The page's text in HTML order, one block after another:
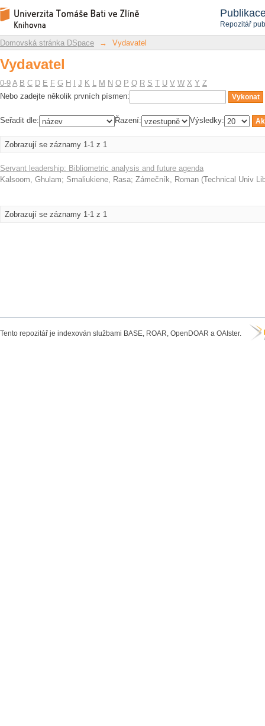
Repozitář
Vydavatel
Repozitář DSpace/Manakin
Domovská stránka DSpace → Vydavatel
Vydavatel
0-9 A B C D E F G H J K L M N O P Q R S T U V W X Y Z
Nebo zadejte několik prvních písmen:
Seřadit dle: Řazení: Výsledky:
Zobrazují se záznamy 1-1 z 1
Servant leadership: Bibliometric analysis and future agenda
Kalsoom, Ghulam; Smaliukiene, Rasa; Zámečník, Roman (Technical Univ
Zobrazují se záznamy 1-1 z 1
Tento repozitář je indexován službami BASE, ROAR, OpenDOAR a OAIster.